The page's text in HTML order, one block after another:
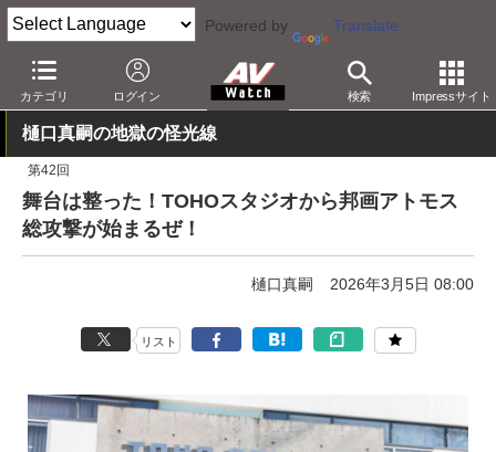
Powered by Translate
カテゴリ ログイン 検索 Impressサイト
AV Watch 動向 その他
樋口真嗣の地獄の怪光線
第42回
舞台は整った！TOHOスタジオから邦画アトモス
総攻撃が始まるぜ！
樋口真嗣 2026年3月5日 08:00
リスト